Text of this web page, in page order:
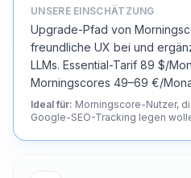
UNSERE EINSCHÄTZUNG
Upgrade-Pfad von
freundliche UX bei und
LLMs. Essential-Tarif 89 $/
Morningscores 49–69 €/
Ideal für: Morningscore-Nutzer,
Google-SEO-Tracking legen